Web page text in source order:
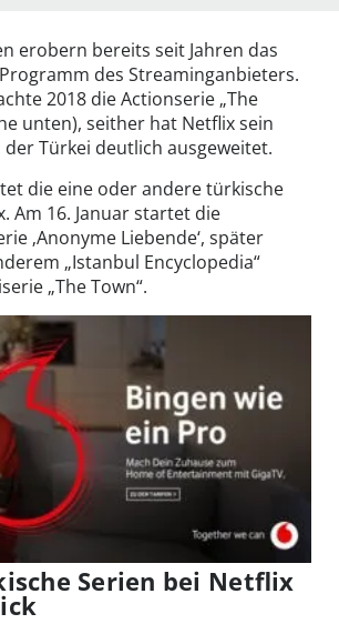
erobern bereits seit Jahren das
des Streaminganbieters.
2018 die Actionserie „The
unten), seither hat Netflix sein
der Türkei deutlich ausgeweitet.
die eine oder andere türkische
Am 16. Januar startet die
‚Anonyme Liebende‘, später
„Istanbul Encyclopedia“
„The Town“.
Serien bei Netflix